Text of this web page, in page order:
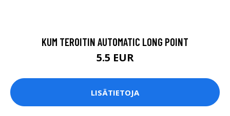
KUM TEROITIN AUTOMATIC LONG POINT
5.5 EUR
LISÄTIETOJA